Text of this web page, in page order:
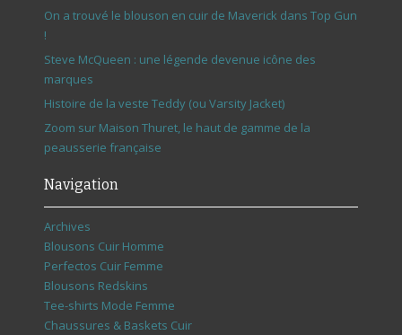
On a trouvé le blouson en cuir de Maverick dans Top Gun
!
Steve McQueen : une légende devenue icône des
marques
Histoire de la veste Teddy (ou Varsity Jacket)
Zoom sur Maison Thuret, le haut de gamme de la
peausserie française
Navigation
Archives
Blousons Cuir Homme
Perfectos Cuir Femme
Blousons Redskins
Tee-shirts Mode Femme
Chaussures & Baskets Cuir